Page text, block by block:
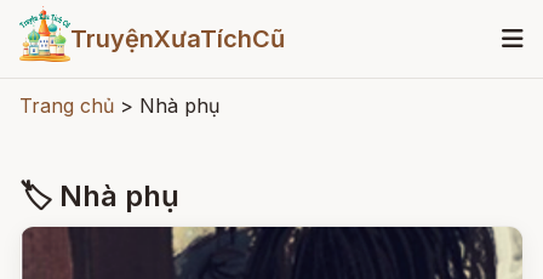
TruyệnXưaTíchCũ
Trang chủ > Nhà phụ
🏷 Nhà phụ